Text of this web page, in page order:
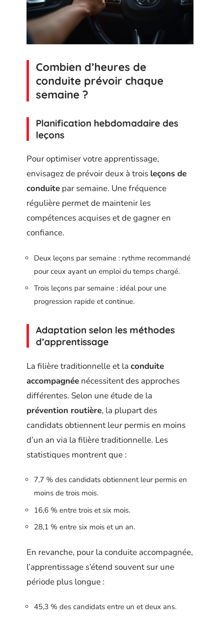
Combien d’heures de
conduite prévoir chaque
semaine ?
Planification hebdomadaire des
leçons
Pour optimiser votre apprentissage,
envisagez de prévoir deux à trois leçons de
conduite par semaine. Une fréquence
régulière permet de maintenir les
compétences acquises et de gagner en
confiance.
Deux leçons par semaine : rythme recommandé
pour ceux ayant un emploi du temps chargé.
Trois leçons par semaine : idéal pour une
progression rapide et continue.
Adaptation selon les méthodes
d’apprentissage
La filière traditionnelle et la conduite
accompagnée nécessitent des approches
différentes. Selon une étude de la
prévention routière, la plupart des
candidats obtiennent leur permis en moins
d’un an via la filière traditionnelle. Les
statistiques montrent que :
7,7 % des candidats obtiennent leur permis en
moins de trois mois.
16,6 % entre trois et six mois.
28,1 % entre six mois et un an.
En revanche, pour la conduite accompagnée,
l’apprentissage s’étend souvent sur une
période plus longue :
45,3 % des candidats entre un et deux ans.